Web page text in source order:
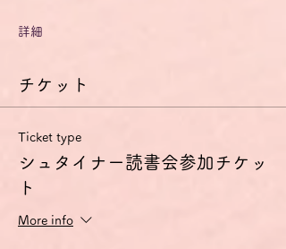
詳細
チケット
Ticket type
シュタイナー読書会参加チケッ
ト
More info